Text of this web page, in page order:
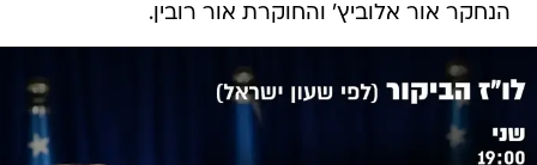
הנחקר אור אלוביץ' והחוקרת אור רובין.